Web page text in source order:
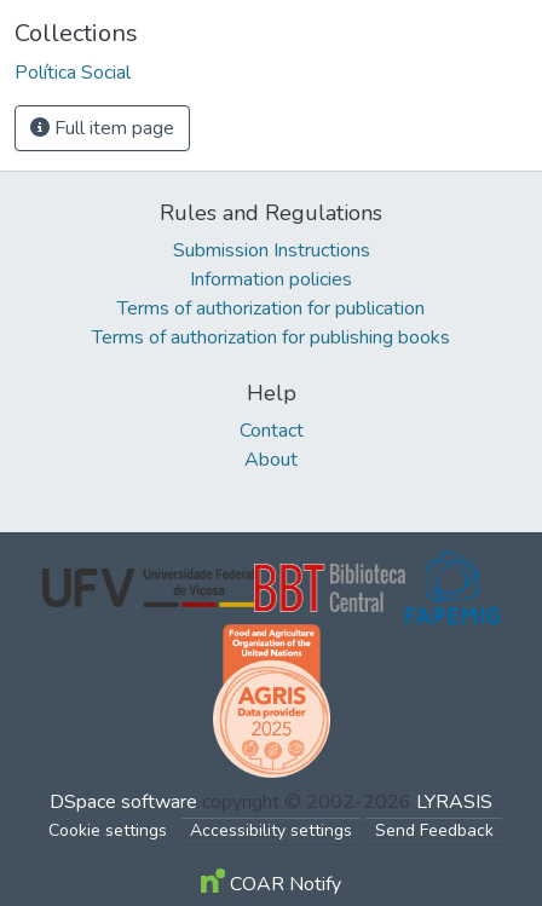
Collections
Política Social
Full item page
Rules and Regulations
Submission Instructions
Information policies
Terms of authorization for publication
Terms of authorization for publishing books
Help
Contact
About
DSpace software copyright © 2002-2026 LYRASIS
Cookie settings Accessibility settings Send Feedback
COAR Notify